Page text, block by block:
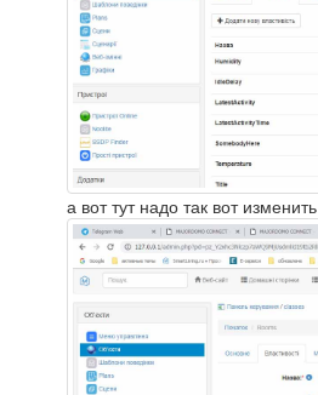
а вот тут надо так вот изменить